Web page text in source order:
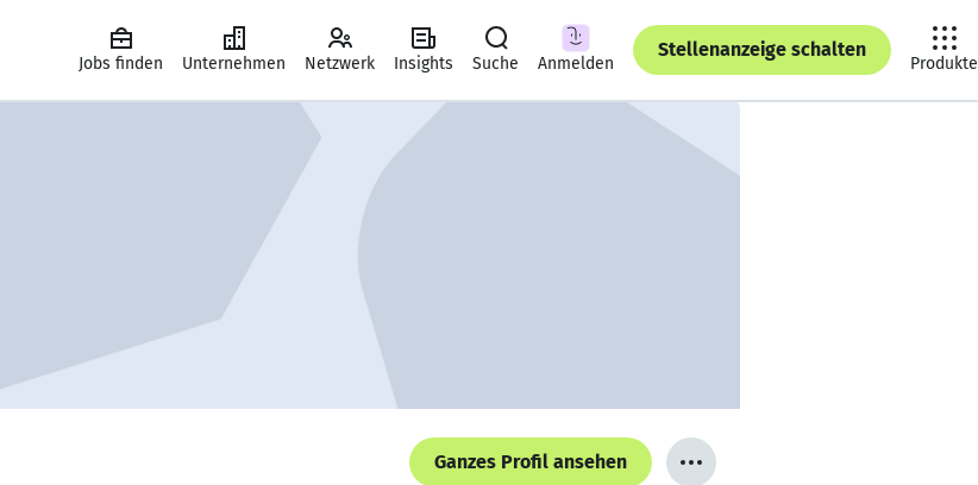
Jobs finden Unternehmen Netzwerk Insights Suche Anmelden
Stellenanzeige schalten
Produkte
Ganzes Profil ansehen